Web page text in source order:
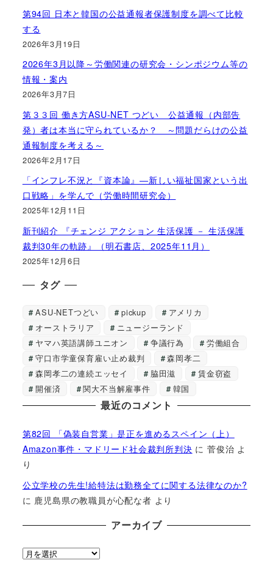
第94回 日本と韓国の公益通報者保護制度を調べて比較
する
2026年3月19日
2026年3月以降～労働関連の研究会・シンポジウム等の
情報・案内
2026年3月7日
第３３回 働き方ASU-NET つどい 公益通報（内部告
発）者は本当に守られているか？ ～問題だらけの公益
通報制度を考える～
2026年2月17日
「インフレ不況と『資本論』―新しい福祉国家という出
口戦略」を学んで（労働時間研究会）
2025年12月11日
新刊紹介 『チェンジ アクション 生活保護 － 生活保護
裁判30年の軌跡』（明石書店、2025年11月）
2025年12月6日
タグ
ASU-NETつどい pickup
アメリカ
オーストラリア
ニュージーランド
ヤマハ英語講師ユニオン
争議行為
労働組合
守口市学童保育雇い止め裁判
森岡孝二
森岡孝二の連続エッセイ
脇田滋
賃金窃盗
開催済
関大不当解雇事件 韓国
最近のコメント
第82回 「偽装自営業」是正を進めるスペイン（上）
Amazon事件・マドリード社会裁判所判決 に菅俊治 よ
り
公立学校の先生!給特法は勤務全てに関する法律なのか?
に 鹿児島県の教職員が心配な者 より
アーカイブ
ア